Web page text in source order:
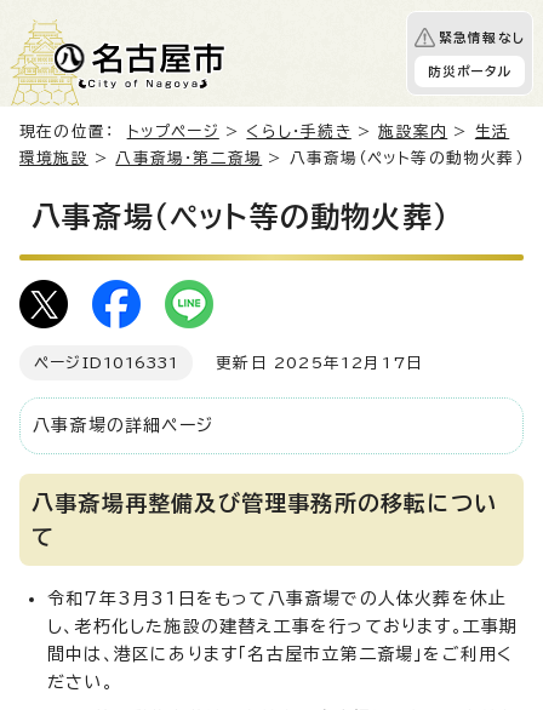
緊急情報なし
防災ポータル
現在の位置： トップページ > くらし・手続き >施設案内 > 生活
環境施設
> 八事斎場・第二斎場 > 八事斎場（ペット等の動物火葬）
八事斎場（ペット等の動物火葬）
ページID 1016331 更新日 2025年12月17日
八事斎場の詳細ページ
八事斎場再整備及び管理事務所の移転につい
て
令和7年3月31日をもって八事斎場での人体火葬を休止
し、老朽化した施設の建替え工事を行っております。工事期
間中は、港区にあります「名古屋市立第二斎場」をご利用く
ださい。